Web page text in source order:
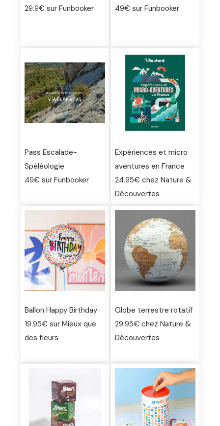
29.9€ sur Funbooker
49€ sur Funbooker
Pass Escalade-
Spéléologie
49€ sur Funbooker
Expériences et micro
aventures en France
24.95€ chez Nature &
Découvertes
Ballon Happy Birthday
19.95€ sur Mieux que
des fleurs
Globe terrestre rotatif
29.95€ chez Nature &
Découvertes